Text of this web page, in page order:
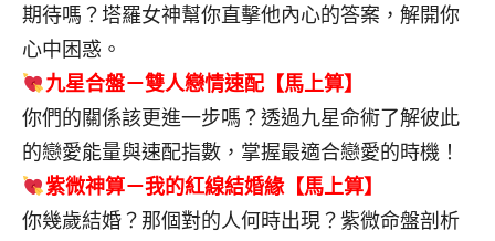
期待嗎？塔羅女神幫你直擊他內心的答案，解開你
心中困惑。
九星合盤－雙人戀情速配【馬上算】
你們的關係該更進一步嗎？透過九星命術了解彼此
的戀愛能量與速配指數，掌握最適合戀愛的時機！
紫微神算－我的紅線結婚緣【馬上算】
你幾歲結婚？那個對的人何時出現？紫微命盤剖析